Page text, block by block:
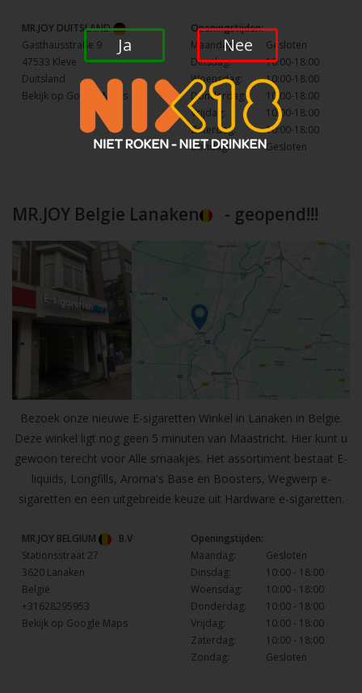
MR.JOY DUITSLAND
Gasthausstraße 9
47533 Kleve
Duitsland
Bekijk op Google Maps
Openingstijden:
Maandag:
Gesloten
Dinsdag:
10:00-18:00
Woensdag:
10:00-18:00
Donderdag:
10:00-18:00
Vrijdag:
10:00-18:00
Zaterdag:
10:00-18:00
Zondag:
Gesloten
MR.JOY Belgie Lanaken - geopend!!!
Bezoek onze nieuwe E-sigaretten Winkel in Lanaken in Belgie.
Deze winkel ligt nog geen 5 minuten van Maastricht. Hier kunt u
gewoon terecht voor Alle smaakjes. Het assortiment bestaat E-
liquids, Longfills, Aroma's Base en Boosters, Wegwerp e-
sigaretten en een uitgebreide keuze uit Hardware e-sigaretten.
MR.JOY BELGIUM
B.V
Stationsstraat 27
3620 Lanaken
België
+31628295953
Bekijk op Google Maps
Openingstijden:
Maandag:
Gesloten
Dinsdag:
10:00 - 18:00
Woensdag:
10:00 - 18:00
Donderdag:
10:00 - 18:00
Vrijdag:
10:00 - 18:00
Zaterdag:
10:00 - 18:00
Zondag:
Gesloten
Ja Nee